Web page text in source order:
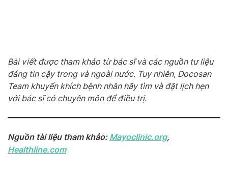
Bài viết được tham khảo từ bác sĩ và các nguồn tư liệu
đáng tin cậy trong và ngoài nước. Tuy nhiên, Docosan
Team khuyến khích bệnh nhân hãy tìm và đặt lịch hẹn
với bác sĩ có chuyên môn để điều trị.
Nguồn tài liệu tham khảo: Mayoclinic.org,
Healthline.com